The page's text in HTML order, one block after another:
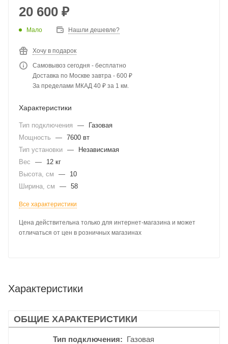
20 600 ₽
Мало Нашли дешевле?
Хочу в подарок
Самовывоз сегодня - бесплатно
Доставка по Москве завтра - 600 ₽
За пределами МКАД 40 ₽ за 1 км.
Характеристики
Тип подключения —
Газовая
Мощность
— 7600 вт
Тип установки —
Независимая
Вес
—
12 кг
Высота, см
—
10
Ширина, см
— 58
Все характеристики
Цена действительна только для интернет-магазина и может
отличаться от цен в розничных магазинах
Характеристики
ОБЩИЕ ХАРАКТЕРИСТИКИ
Тип подключения
Газовая